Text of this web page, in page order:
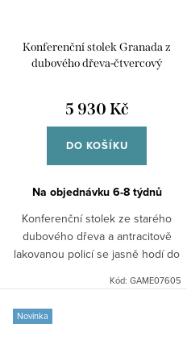
Konferenční stolek Granada z
dubového dřeva-čtvercový
5 930 Kč
DO KOŠÍKU
Na objednávku 6-8 týdnů
Konferenční stolek ze starého
dubového dřeva a antracitově
lakovanou policí se jasně hodí do
Kód: GAME07605
Novinka